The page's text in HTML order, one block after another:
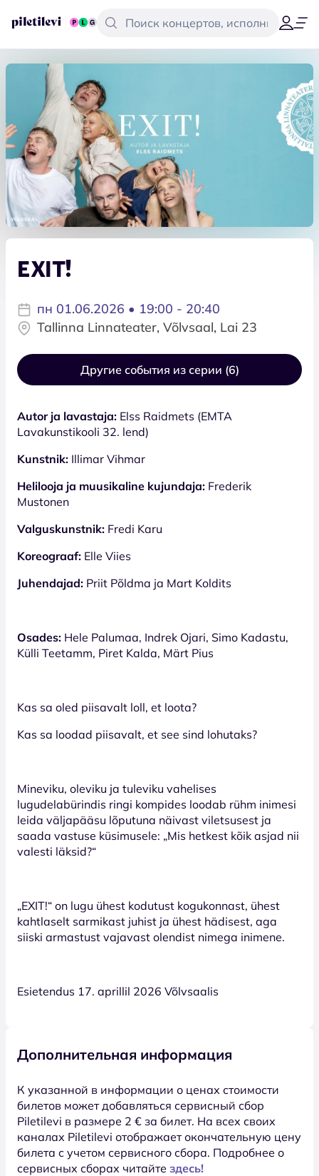
EXIT!
пн 01.06.2026 • 19:00 - 20:40
Tallinna Linnateater, Võlvsaal, Lai 23
Другие события из серии (6)
Autor ja lavastaja: Elss Raidmets (EMTA
Lavakunstikooli 32. lend)
Kunstnik: Illimar Vihmar
Helilooja ja muusikaline kujundaja: Frederik
Mustonen
Valguskunstnik: Fredi Karu
Koreograaf: Elle Viies
Juhendajad: Priit Põldma ja Mart Koldits
Osades: Hele Palumaa, Indrek Ojari, Simo Kadastu,
Külli Teetamm, Piret Kalda, Märt Pius
Kas sa oled piisavalt loll, et loota?
Kas sa loodad piisavalt, et see sind lohutaks?
Mineviku, oleviku ja tuleviku vahelises
lugudelabürindis ringi kompides loodab rühm inimesi
leida väljapääsu lõputuna näivast viletsusest ja
saada vastuse küsimusele: „Mis hetkest kõik asjad nii
valesti läksid?“
„EXIT!“ on lugu ühest kodutust kogukonnast, ühest
kahtlaselt sarmikast juhist ja ühest hädisest, aga
siiski armastust vajavast olendist nimega inimene.
Esietendus 17. aprillil 2026 Võlvsaalis
Дополнительная информация
К указанной в информации о ценах стоимости
билетов может добавляться сервисный сбор
Piletilevi в размере 2 € за билет. На всех своих
каналах Piletilevi отображает окончательную цену
билета с учетом сервисного сбора. Подробнее о
сервисных сборах читайте здесь!